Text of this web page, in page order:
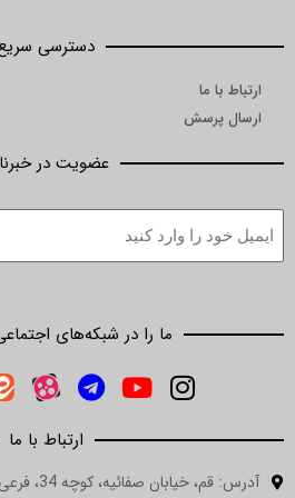
دسترسی سریع
عضویت در خبرنامه
ما را در شبکه‌های اجتماعی دنبال کنید
ارتباط با ما
صفائیه، کوچه 34، فرعی اول سمت چپ، پلاک 33